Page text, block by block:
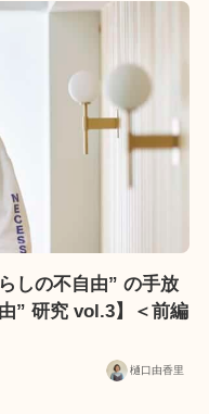
しの不自由” の手放
” 研究 vol.3】＜前編
樋口由香里